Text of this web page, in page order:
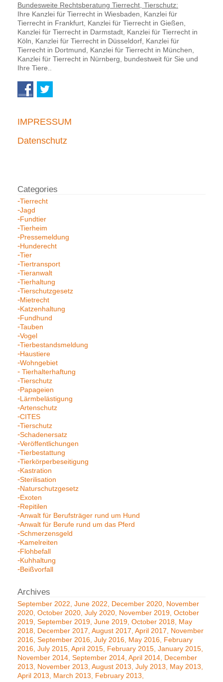
Bundesweite Rechtsberatung Tierrecht, Tierschutz:
Ihre Kanzlei für Tierrecht in Wiesbaden, Kanzlei für
Tierrecht in Frankfurt, Kanzlei für Tierrecht in Gießen,
Kanzlei für Tierrecht in Darmstadt, Kanzlei für Tierrecht in
Köln, Kanzlei für Tierrecht in Düsseldorf, Kanzlei für
Tierrecht in Dortmund, Kanzlei für Tierrecht in München,
Kanzlei für Tierrecht in Nürnberg, bundestweit für Sie und
Ihre Tiere..
IMPRESSUM
Datenschutz
Tierrecht
Jagd
Fundtier
Tierheim
Pressemeldung
Hunderecht
Tier
Tiertransport
Tieranwalt
Tierhaltung
Tierschutzgesetz
Mietrecht
Katzenhaltung
Fundhund
Tauben
Vogel
Tierbestandsmeldung
Haustiere
Wohngebiet
Tierhalterhaftung
Tierschutz
Papageien
Lärmbelästigung
Artenschutz
CITES
Tierschutz
Schadenersatz
Veröffentlichungen
Tierbestattung
Tierkörperbeseitigung
Kastration
Sterilisation
Naturschutzgesetz
Exoten
Repitilen
Anwalt für Berufsträger rund um Hund
Anwalt für Berufe rund um das Pferd
Schmerzensgeld
Kamelreiten
Flohbefall
Kuhhaltung
Beißvorfall
September 2022 June 2022 December 2020 November
2020 October 2020 July 2020 November 2019 October
2019 September 2019 June 2019 October 2018
May
2018
December 2017 August 2017 April 2017
November
2016 September 2016 July 2016 May 2016 February
2016 July 2015 April 2015 February 2015 January 2015
November 2014 September 2014 April 2014 December
2013
November 2013 August 2013 July 2013
May 2013
April 2013
March 2013 February 2013